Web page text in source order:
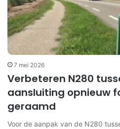
7 mei 2026
Verbeteren N280
aansluiting opnieuw
geraamd
Voor de aanpak van de N280